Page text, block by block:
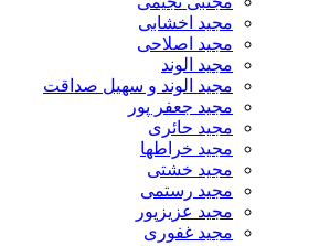
مجید اخشابی
مجید اصلاحی
مجید الوند‎
مجید الوند و سهیل صداقت
مجید جعفر پور
مجید حائری
مجید خراطها
مجید خشتی
مجید رستمی
مجید عزیزپور
مجید غفوری